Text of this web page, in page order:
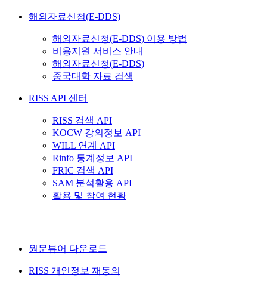
해외자료신청(E-DDS)
해외자료신청(E-DDS) 이용 방법
비용지원 서비스 안내
해외자료신청(E-DDS)
중국대학 자료 검색
RISS API 센터
RISS 검색 API
KOCW 강의정보 API
WILL 연계 API
Rinfo 통계정보 API
FRIC 검색 API
SAM 분석활용 API
활용 및 참여 현황
원문뷰어 다운로드
RISS 개인정보 재동의